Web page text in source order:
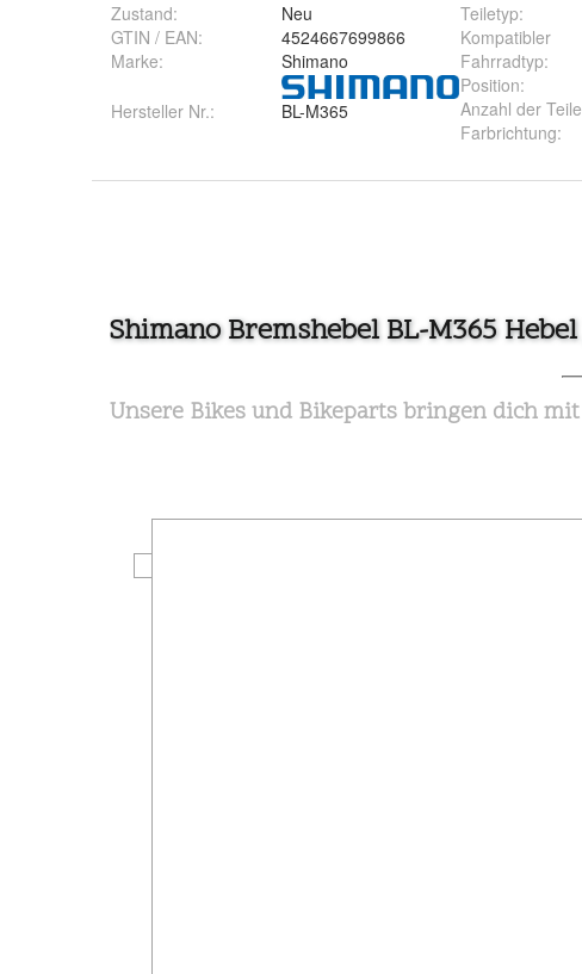
Zustand:
Neu
GTIN / EAN:
4524667699866
Marke:
Shimano
Hersteller Nr.: BL-M365
Teiletyp:
Kompatibler
Fahrradtyp:
Position:
Anzahl der Teile
Farbrichtung: